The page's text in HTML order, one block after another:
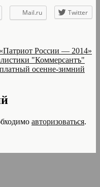
Mail.ru
Twitter
России — 2014»
"Коммерсантъ"
осенне-зимний
авторизоваться.